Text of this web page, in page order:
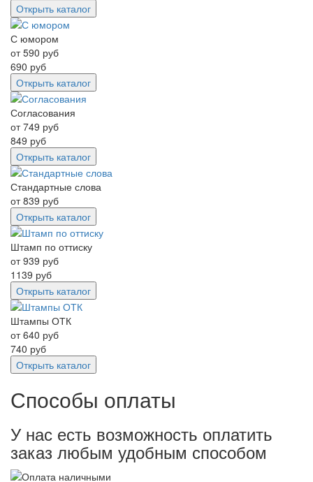
Открыть каталог
С юмором
от590 руб
690 руб
Открыть каталог
Согласования
от749 руб
849 руб
Открыть каталог
Стандартные слова
от839 руб
Открыть каталог
Штамп по оттиску
от939 руб
1139 руб
Открыть каталог
Штампы ОТК
от640 руб
740 руб
Открыть каталог
Способы оплаты
У нас есть возможность оплатить
заказ любым удобным способом